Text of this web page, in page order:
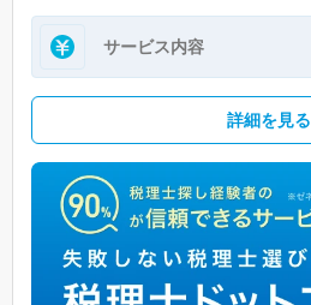
サービス内容
詳細を見る